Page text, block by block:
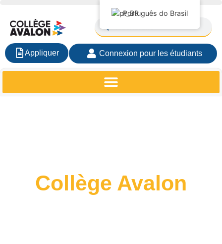
Appliquer Connexion pour les étudiants
Collège Avalon
Português do Brasil